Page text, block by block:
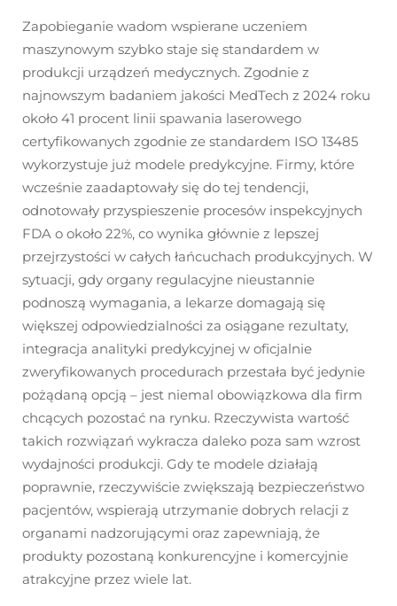
Zapobieganie wadom wspierane uczeniem
maszynowym szybko staje się standardem w
produkcji urządzeń medycznych. Zgodnie z
najnowszym badaniem jakości MedTech z 2024 roku
około 41 procent linii spawania laserowego
certyfikowanych zgodnie ze standardem ISO 13485
wykorzystuje już modele predykcyjne. Firmy, które
wcześnie zaadaptowały się do tej tendencji,
odnotowały przyspieszenie procesów inspekcyjnych
FDA o około 22%, co wynika głównie z lepszej
przejrzystości w całych łańcuchach produkcyjnych. W
sytuacji, gdy organy regulacyjne nieustannie
podnoszą wymagania, a lekarze domagają się
większej odpowiedzialności za osiągane rezultaty,
integracja analityki predykcyjnej w oficjalnie
zweryfikowanych procedurach przestała być jedynie
pożądaną opcją – jest niemal obowiązkowa dla firm
chcących pozostać na rynku. Rzeczywista wartość
takich rozwiązań wykracza daleko poza sam wzrost
wydajności produkcji. Gdy te modele działają
poprawnie, rzeczywiście zwiększają bezpieczeństwo
pacjentów, wspierają utrzymanie dobrych relacji z
organami nadzorującymi oraz zapewniają, że
produkty pozostaną konkurencyjne i komercyjnie
atrakcyjne przez wiele lat.